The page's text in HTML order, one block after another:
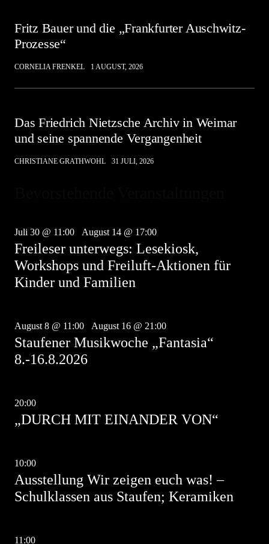
Fritz Bauer und die „Frankfurter Auschwitz-
Prozesse“
CORNELIA FRENKEL 1 AUGUST, 2026
Das Friedrich Nietzsche Archiv in Weimar
und seine spannende Vergangenheit
CHRISTIANE GRATHWOHL 31 JULI, 2026
Juli 30 @ 11:00
August 14 @ 17:00
Freileser unterwegs: Lesekiosk,
Workshops und Freiluft-Aktionen für
Kinder und Familien
August 8 @ 11:00
August 16 @ 21:00
Staufener Musikwoche „Fantasia“
8.-16.8.2026
20:00
„DURCH MIT EINANDER VON“
10:00
Ausstellung Wir zeigen euch was! –
Schulklassen aus Staufen; Keramiken
11:00